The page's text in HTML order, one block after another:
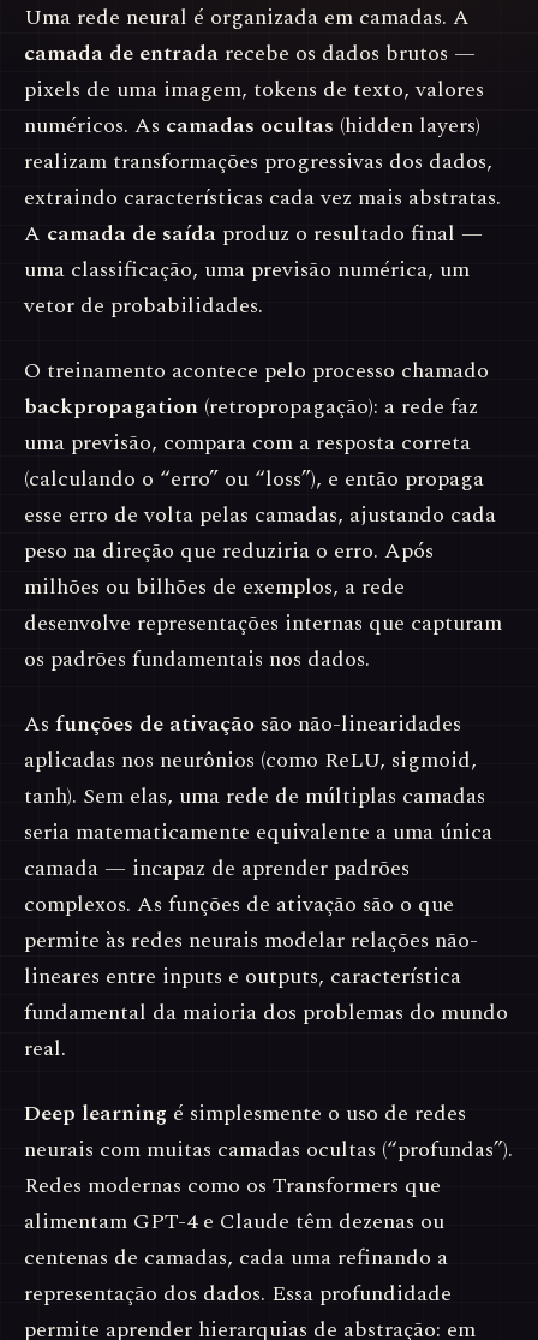
Uma rede neural é organizada em camadas. A
camada de entrada recebe os dados brutos —
pixels de uma imagem, tokens de texto, valores
numéricos. As camadas ocultas (hidden layers)
realizam transformações progressivas dos dados,
extraindo características cada vez mais abstratas.
A camada de saída produz o resultado final —
uma classificação, uma previsão numérica, um
vetor de probabilidades.
O treinamento acontece pelo processo chamado
backpropagation (retropropagação): a rede faz
uma previsão, compara com a resposta correta
(calculando o “erro” ou “loss”), e então propaga
esse erro de volta pelas camadas, ajustando cada
peso na direção que reduziria o erro. Após
milhões ou bilhões de exemplos, a rede
desenvolve representações internas que capturam
os padrões fundamentais nos dados.
As funções de ativação são não-linearidades
aplicadas nos neurônios (como ReLU, sigmoid,
tanh). Sem elas, uma rede de múltiplas camadas
seria matematicamente equivalente a uma única
camada — incapaz de aprender padrões
complexos. As funções de ativação são o que
permite às redes neurais modelar relações não-
lineares entre inputs e outputs, característica
fundamental da maioria dos problemas do mundo
real.
Deep learning é simplesmente o uso de redes
neurais com muitas camadas ocultas (“profundas”).
Redes modernas como os Transformers que
alimentam GPT-4 e Claude têm dezenas ou
centenas de camadas, cada uma refinando a
representação dos dados. Essa profundidade
permite aprender hierarquias de abstração: em